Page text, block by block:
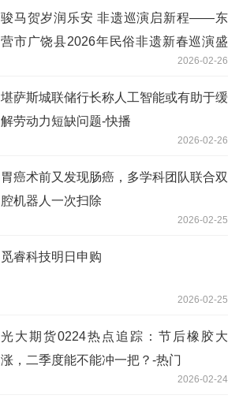
骏马贺岁润乐安 非遗巡演启新程——东
营市广饶县2026年民俗非遗新春巡演盛
2026-02-26
堪萨斯城联储行长称人工智能或有助于缓
解劳动力短缺问题-快播
2026-02-26
胃癌术前又发现肠癌，多学科团队联合双
腔机器人一次扫除
2026-02-25
觅睿科技明日申购
2026-02-25
光大期货0224热点追踪：节后橡胶大
涨，二季度能不能冲一把？-热门
2026-02-24